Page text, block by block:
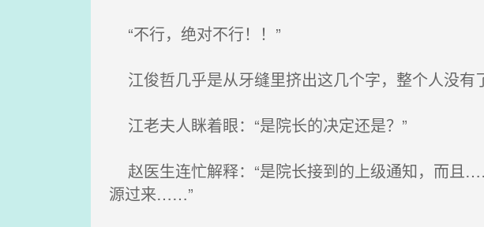
“不行，绝对不行！！”
江俊哲几乎是从牙缝里挤出这几个字，整个人没有
江老夫人眯着眼：“是院长的决定还是？”
赵医生连忙解释：“是院长接到的上级通知，而且
源过来……”